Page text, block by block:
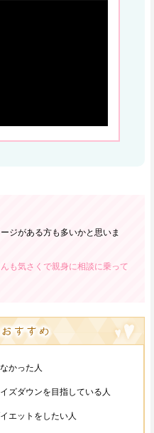
ジがある方も多いかと思いま
も気さくで親身に相談に乗って
かった人
ズダウンを目指している人
エットをしたい人